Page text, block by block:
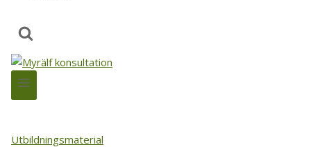
Utbildningsmaterial